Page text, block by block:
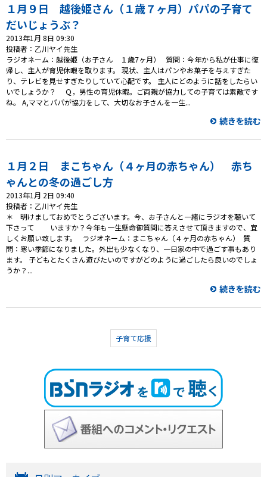
１月９日 越後姫さん（１歳７ヶ月）パパの子育て
だいじょうぶ？
2013年1月 8日 09:30
投稿者：乙川ヤイ先生
ラジオネーム：越後姫（お子さん １歳7ヶ月） 質問：今年から私が仕事に復
帰し、主人が育児休暇を取ります。 現状、主人はパンやお菓子を与えすぎた
り、テレビを見せすぎたりしていて心配です。 主人にどのように話をしたらい
いでしょうか？ Ｑ，男性の育児休暇。ご両親が協力しての子育ては素敵です
ね。 A,ママとパパが協力をして、大切なお子さんを一生...
続きを読む
１月２日 まこちゃん（４ヶ月の赤ちゃん） 赤ち
ゃんとの冬の過ごし方
2013年1月 2日 09:40
投稿者：乙川ヤイ先生
＊ 明けましておめでとうございます。今、お子さんと一緒にラジオを聴いて
下さって いますか？今年も一生懸命御質問に答えさせて頂きますので、宜
しくお願い致します。 ラジオネーム：まこちゃん（４ヶ月の赤ちゃん） 質
問：寒い季節になりました。外出も少なくなり、一日家の中で過ごす事もあり
ます。 子どもとたくさん遊びたいのですがどのように過ごしたら良いのでしょ
うか？...
続きを読む
子育て応援